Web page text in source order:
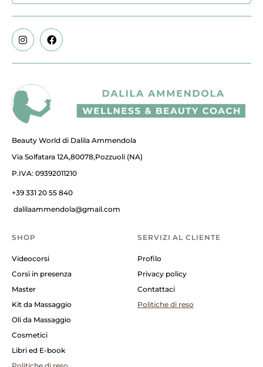
Beauty World di Dalila Ammendola
Via Solfatara 12A,80078,Pozzuoli (NA)
P.IVA: 09392011210
+39 331 20 55 840
dalilaammendola@gmail.com
SHOP
Videocorsi
Corsi in presenza
Master
Kit da Massaggio
Oli da Massaggio
Cosmetici
Libri ed E-book
SERVIZI AL CLIENTE
Profilo
Privacy policy
Contattaci
Politiche di reso